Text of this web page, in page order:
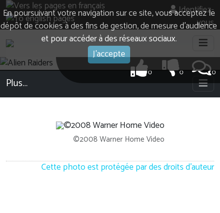
En poursuivant votre navigation sur ce site, vous acceptez le
dépôt de cookies à des fins de gestion, de mesure d’audience
et pour accéder à des réseaux sociaux.
J'accepte
Identifiez-
vous
0
0
0
Plus…
©2008 Warner Home Video
Cette photo est protégée par des droits d'auteur